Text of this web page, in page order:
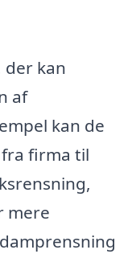
der kan
af
kan de
firma til
mere